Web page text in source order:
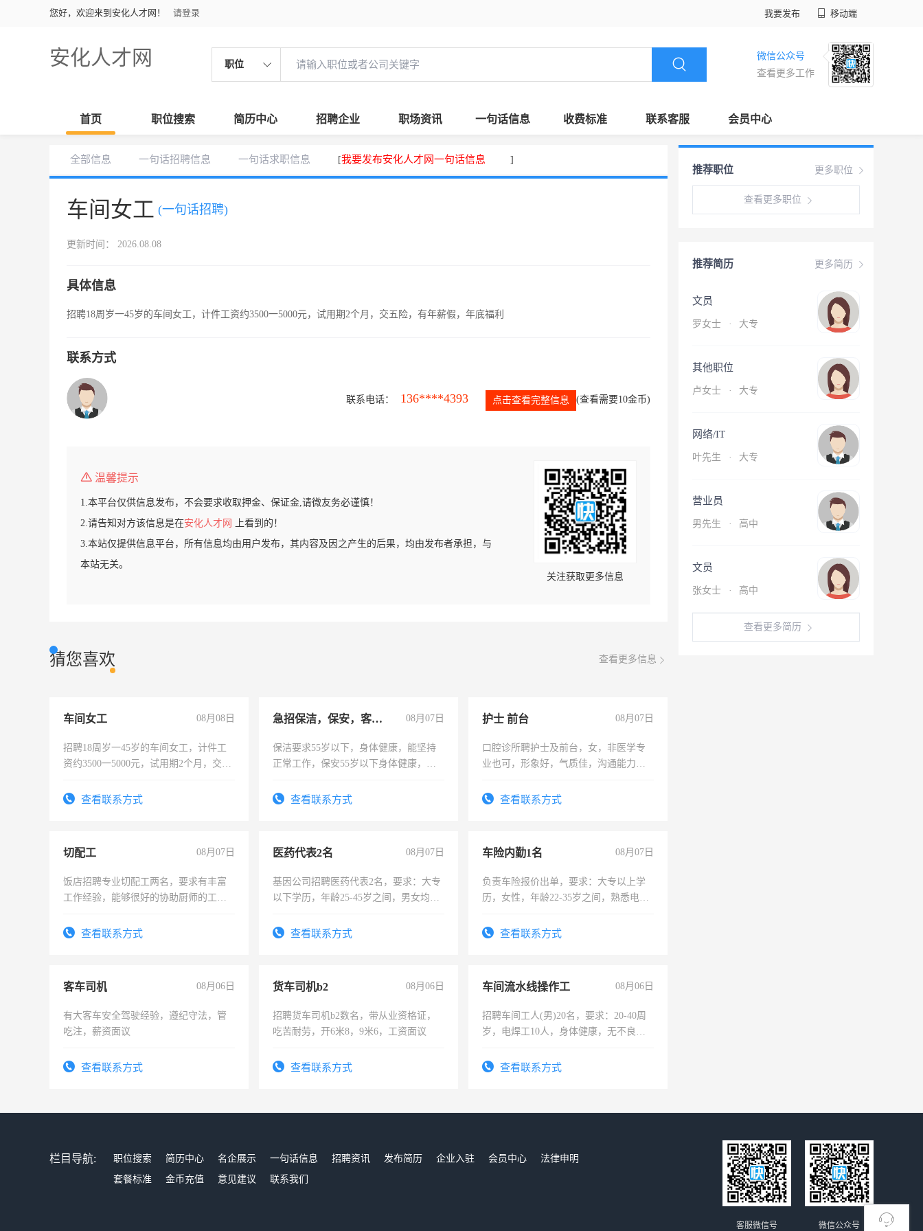
您好，欢迎来到安化人才网！ 请登录 我要发布 移动端
安化人才网 职位
微信公众号
查看更多工作
首页 职位搜索 简历中心 招聘企业 职场资讯 一句话信息 收费标准 联系客服 会员中心
全部信息 一句话招聘信息 一句话求职信息 [我要发布安化人才网一句话信息 ]
车间女工 (一句话招聘)
更新时间： 2026.08.08
具体信息
招聘18周岁一45岁的车间女工，计件工资约3500一5000元，试用期2个月，交五险，有年薪假，年底福利
联系方式
联系电话： 136****4393 点击查看完整信息 (查看需要10金币)
温馨提示
1.本平台仅供信息发布，不会要求收取押金、保证金,请微友务必谨慎！
2.请告知对方该信息是在安化人才网
上看到的！
3.本站仅提供信息平台，所有信息均由用户发布，其内容及因之产生的后果，均由发布者承担，与
本站无关。
关注获取更多信息
猜您喜欢 查看更多信息
车间女工 08月08日
招聘18周岁一45岁的车间女工，计件工
资约3500一5000元，试用期2个月，交五
查看联系方式
急招保洁，保安，客服，工程 08月07日
保洁要求55岁以下，身体健康，能坚持
正常工作，保安55岁以下身体健康，有
录，客服要求45岁以下高中以上文化，
查看联系方式
护士 前台 08月07日
口腔诊所聘护士及前台，女，非医学专
业也可，形象好，气质佳，沟通能力
查看联系方式
切配工 08月07日
饭店招聘专业切配工两名，要求有丰富
工作经验，能够很好的协助厨师的工
4500。查看联系方式
医药代表2名 08月07日
基因公司招聘医药代表2名，要求：大专
以下学历，年龄25-45岁之间，男女均
表或者有医学资质的优先，底薪+绩效，
查看联系方式
车险内勤1名 08月07日
负责车险报价出单，要求：大专以上学
历，女性，年龄22-35岁之间，熟悉电脑
试用期1-3个月，转正后交纳五险，
查看联系方式
客车司机 08月06日
有大客车安全驾驶经验，遵纪守法，管
吃注，薪资面议
查看联系方式
货车司机b2 08月06日
招聘货车司机b2数名，带从业资格证，
吃苦耐劳，开6米8，9米6，工资面议
查看联系方式
车间流水线操作工 08月06日
招聘车间工人(男)20名，要求：20-40周
岁，电焊工10人，身体健康，无不良嗜
宿，免费发放劳保用品，两班倒，每月
查看联系方式
更多职位
推荐职位
查看更多职位
更多简历
推荐简历
文员
罗女士 · 大专
其他职位
卢女士 · 大专
网络/IT
叶先生 · 大专
营业员
男先生 · 高中
文员
张女士 · 高中
查看更多简历
栏目导航: 职位搜索 简历中心 名企展示 一句话信息 招聘资讯 发布简历 企业入驻 会员中心
法律申明
套餐标准
金币充值 意见建议 联系我们
微信公众号
客服微信号